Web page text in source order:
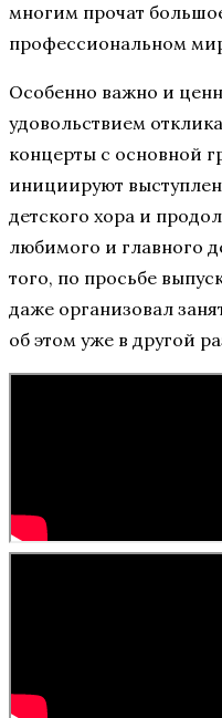
многим прочат
профессиональном
Особенно важно и
удовольствием
концерты с основной
инициируют
детского хора и
любимого и главного
того, по просьбе
даже организовал
об этом уже в другой